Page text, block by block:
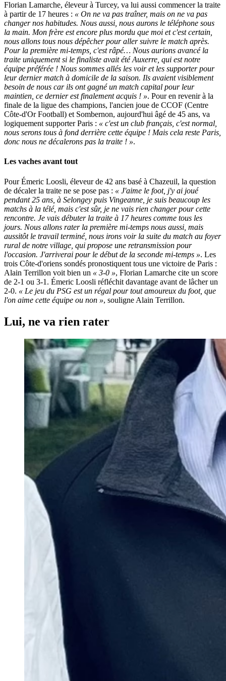
Florian Lamarche, éleveur à Turcey, va lui aussi commencer la traite
à partir de 17 heures : « On ne va pas traîner, mais on ne va pas
changer nos habitudes. Nous aussi, nous aurons le téléphone sous
la main. Mon frère est encore plus mordu que moi et c'est certain,
nous allons tous nous dépêcher pour aller suivre le match après.
Pour la première mi-temps, c'est râpé… Nous aurions avancé la
traite uniquement si le finaliste avait été Auxerre, qui est notre
équipe préférée ! Nous sommes allés les voir et les supporter pour
leur dernier match à domicile de la saison. Ils avaient visiblement
besoin de nous car ils ont gagné un match capital pour leur
maintien, ce dernier est finalement acquis ! ». Pour en revenir à la
finale de la ligue des champions, l'ancien joue de CCOF (Centre
Côte-d'Or Football) et Sombernon, aujourd'hui âgé de 45 ans, va
logiquement supporter Paris : « c'est un club français, c'est normal,
nous serons tous à fond derrière cette équipe ! Mais cela reste Paris,
donc nous ne décalerons pas la traite ! ».
Les vaches avant tout
Pour Émeric Loosli, éleveur de 42 ans basé à Chazeuil, la question
de décaler la traite ne se pose pas : « J'aime le foot, j'y ai joué
pendant 25 ans, à Selongey puis Vingeanne, je suis beaucoup les
matchs à la télé, mais c'est sûr, je ne vais rien changer pour cette
rencontre. Je vais débuter la traite à 17 heures comme tous les
jours. Nous allons rater la première mi-temps nous aussi, mais
aussitôt le travail terminé, nous irons voir la suite du match au foyer
rural de notre village, qui propose une retransmission pour
l'occasion. J'arriverai pour le début de la seconde mi-temps ». Les
trois Côte-d'oriens sondés pronostiquent tous une victoire de Paris :
Alain Terrillon voit bien un « 3-0 », Florian Lamarche cite un score
de 2-1 ou 3-1. Émeric Loosli réfléchit davantage avant de lâcher un
2-0. « Le jeu du PSG est un régal pour tout amoureux du foot, que
l'on aime cette équipe ou non », souligne Alain Terrillon.
Lui, ne va rien rater